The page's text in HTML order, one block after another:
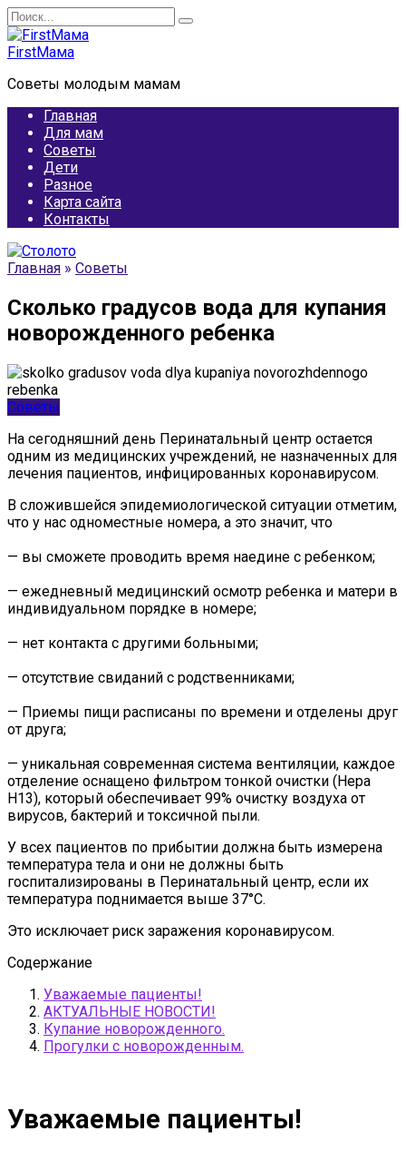
Перейти
к
содержанию
Search
for:
FirstМама
Советы молодым мамам
Главная
Для мам
Советы
Дети
Разное
Карта сайта
Контакты
Главная » Советы
Сколько градусов вода для купания
новорожденного ребенка
Советы
На сегодняшний день Перинатальный центр остается
одним из медицинских учреждений, не назначенных для
лечения пациентов, инфицированных коронавирусом.
В сложившейся эпидемиологической ситуации отметим,
что у нас одноместные номера, а это значит, что
— вы сможете проводить время наедине с ребенком;
— ежедневный медицинский осмотр ребенка и матери в
индивидуальном порядке в номере;
— нет контакта с другими больными;
— отсутствие свиданий с родственниками;
— Приемы пищи расписаны по времени и отделены друг
от друга;
— уникальная современная система вентиляции, каждое
отделение оснащено фильтром тонкой очистки (Hepa
H13), который обеспечивает 99% очистку воздуха от
вирусов, бактерий и токсичной пыли.
У всех пациентов по прибытии должна быть измерена
температура тела и они не должны быть
госпитализированы в Перинатальный центр, если их
температура поднимается выше 37°С.
Это исключает риск заражения коронавирусом.
Содержание
Уважаемые пациенты!
АКТУАЛЬНЫЕ НОВОСТИ!
Купание новорожденного.
Прогулки с новорожденным.
Уважаемые пациенты!